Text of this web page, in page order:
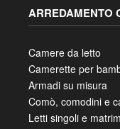
ARREDAMENTO
Camere da letto
Camerette per
Armadi su misura
Comò, comodini e
Letti singoli e